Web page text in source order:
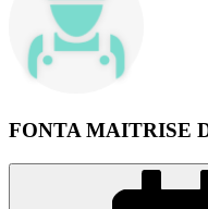
FONTA MAITRISE